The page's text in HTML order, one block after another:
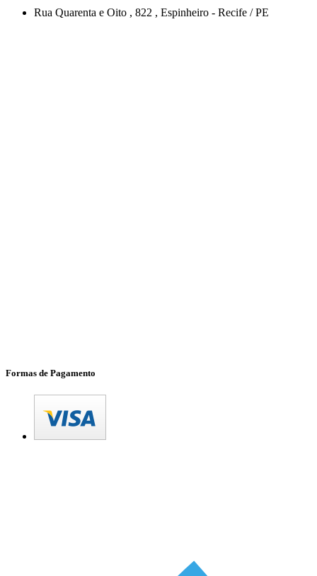
Rua Quarenta e Oito , 822 , Espinheiro - Recife /PE
Formas de Pagamento